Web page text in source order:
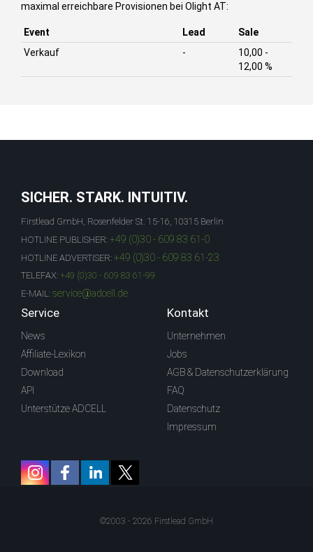
maximal erreichbare Provisionen bei Olight AT:
Event Lead
Sale
Verkauf
-
10,00 -
12,00 %
SICHER. STARK. INTUITIV.
Firstlead GmbH, Rosenfelder St. 15-16, 10315 Berlin
HOTLINE PUBLISHER: +49 (0)30 - 609 83 61-0
HOTLINE ADVERTISER: +49 (0)30 - 609 83 61-23
TELEFAX: +49 (0)30 - 609 83 61-99
E-MAIL: service@adcell.de
Service
News
Affiliate-Lexikon
Download
API
Unterstütze ADCELL
Kontakt
Unternehmen
Jobs
AGB & Datenschutzerklärung
FAQ
Datenschutz
Impressum
©2003 - 2026 Firstlead GmbH